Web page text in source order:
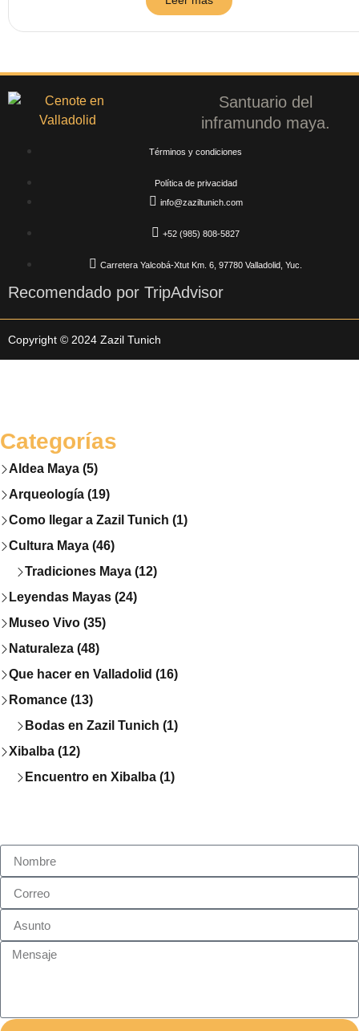
Santuario del
inframundo maya.
info@zaziltunich.com
+52 (985) 808-5827
Carretera Yalcobá-Xtut Km. 6, 97780 Valladolid, Yuc.
Términos y condiciones
Política de privacidad
Recomendado por TripAdvisor
Copyright © 2024 Zazil Tunich
Categorías
Aldea Maya (5)
Arqueología (19)
Como llegar a Zazil Tunich (1)
Cultura Maya (46)
Tradiciones Maya (12)
Leyendas Mayas (24)
Museo Vivo (35)
Naturaleza (48)
Que hacer en Valladolid (16)
Romance (13)
Bodas en Zazil Tunich (1)
Xibalba (12)
Encuentro en Xibalba (1)